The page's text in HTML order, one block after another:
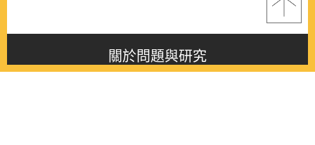
關於問題與研究
About this journal